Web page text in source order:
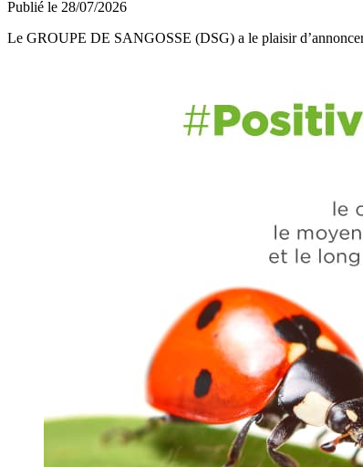
Publié le 28/07/2026
Le GROUPE DE SANGOSSE (DSG) a le plaisir